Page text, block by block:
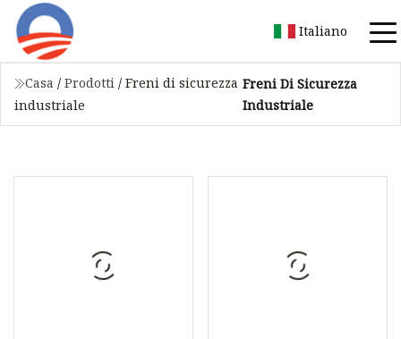
Italiano
Casa / Prodotti / Freni di sicurezza
industriale
Freni Di Sicurezza
Industriale